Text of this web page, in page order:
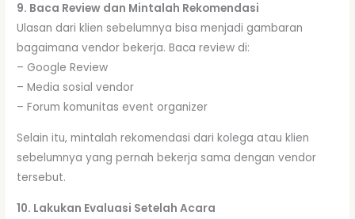
9. Baca Review dan Mintalah Rekomendasi
Ulasan dari klien sebelumnya bisa menjadi gambaran
bagaimana vendor bekerja. Baca review di:
– Google Review
– Media sosial vendor
– Forum komunitas event organizer
Selain itu, mintalah rekomendasi dari kolega atau klien
sebelumnya yang pernah bekerja sama dengan vendor
tersebut.
10. Lakukan Evaluasi Setelah Acara